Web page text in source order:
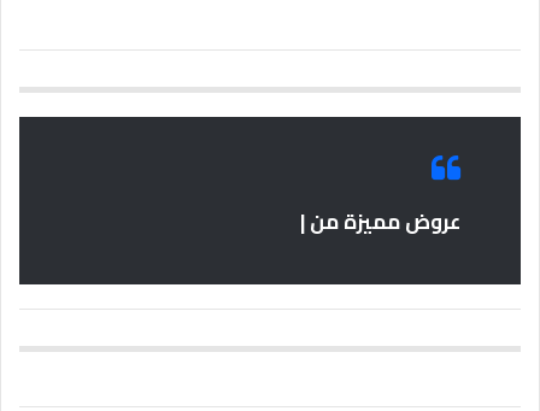
عروض مميزة من |